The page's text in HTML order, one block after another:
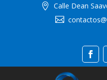
 Calle Dean
